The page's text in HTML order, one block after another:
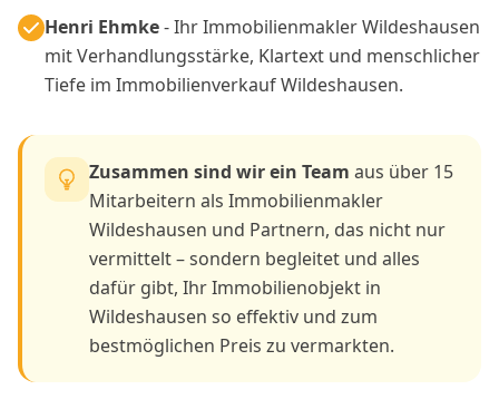
Henri Ehmke- Ihr Immobilienmakler Wildeshausen
mit Verhandlungsstärke, Klartext und menschlicher
Tiefe im Immobilienverkauf Wildeshausen.
Zusammen sind wir ein Team aus über 15
Mitarbeitern als Immobilienmakler
Wildeshausen und Partnern, das nicht nur
vermittelt – sondern begleitet und alles
dafür gibt, Ihr Immobilienobjekt in
Wildeshausen so effektiv und zum
bestmöglichen Preis zu vermarkten.